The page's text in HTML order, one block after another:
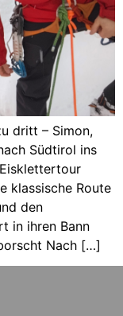
dritt – Simon,
Südtirol ins
klassische Route
den
in ihren Bann
Nach […]